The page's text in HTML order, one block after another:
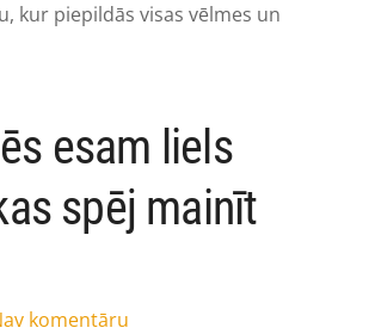
kur piepildās visas vēlmes un
esam liels
spēj mainīt
komentāru